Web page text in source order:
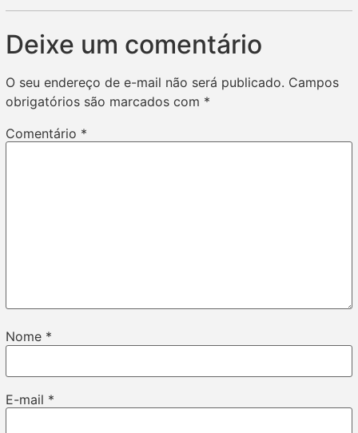
Deixe um comentário
O seu endereço de e-mail não será publicado. Campos
obrigatórios são marcados com *
Comentário *
Nome *
E-mail *